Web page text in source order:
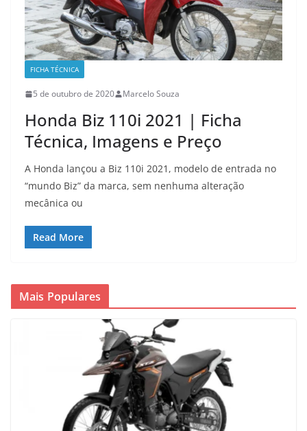
FICHA TÉCNICA
5 de outubro de 2020 Marcelo Souza
Honda Biz 110i 2021 | Ficha
Técnica, Imagens e Preço
A Honda lançou a Biz 110i 2021, modelo de entrada no
“mundo Biz” da marca, sem nenhuma alteração
mecânica ou
Read More
Mais Populares